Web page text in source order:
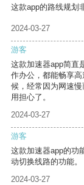
这款app的路线规划
2024-03-27
游客
这款加速器app简直
作办公，都能畅享
候，经常因为网速
用担心了。
2024-03-27
游客
这款加速器app的功
动切换线路的功能。
2024-03-27